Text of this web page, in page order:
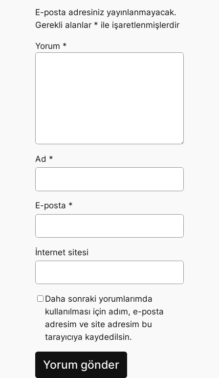
E-posta adresiniz yayınlanmayacak.
Gerekli alanlar * ile işaretlenmişlerdir
Yorum *
Ad *
E-posta *
İnternet sitesi
Daha sonraki yorumlarımda
kullanılması için adım, e-posta
adresim ve site adresim bu
tarayıcıya kaydedilsin.